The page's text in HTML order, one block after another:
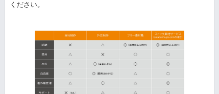
ください。